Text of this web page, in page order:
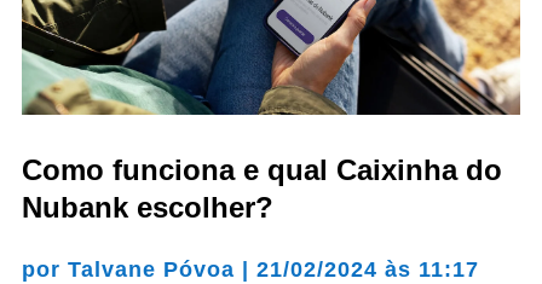
Como funciona e qual Caixinha do
Nubank escolher?
por Talvane Póvoa 21/02/2024 às 11:17